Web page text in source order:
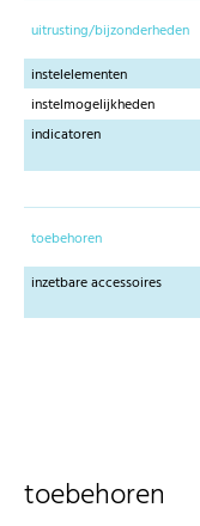
uitrusting/bijzonderheden
instelelementen
instelmogelijkheden
indicatoren
toebehoren
inzetbare accessoires
toebehoren